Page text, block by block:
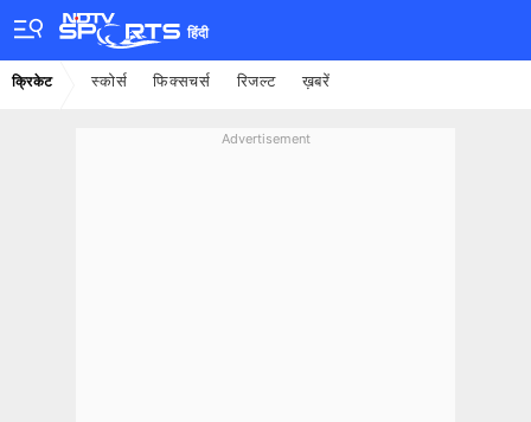
हिंदी
क्रिकेट स्कोर्स फिक्सचर्स रिजल्ट ख़बरें
Advertisement